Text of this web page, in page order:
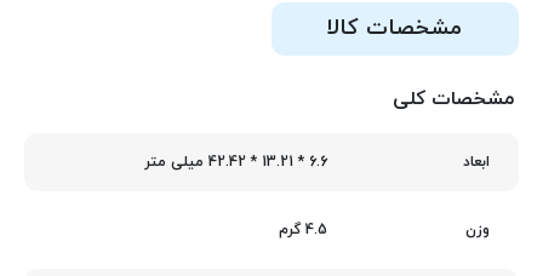
مشخصات کالا
مشخصات کلی
ابعاد 6.6 * 13.21 * 42.42 میلی متر
وزن 4.5 گرم